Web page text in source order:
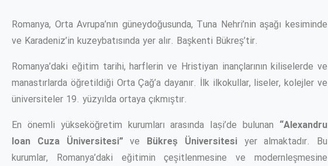
Romanya, Orta Avrupa’nın güneydoğusunda, Tuna Nehri’nin aşağı kesiminde
ve Karadeniz’in kuzeybatısında yer alır. Başkenti Bükreş’tir.
Romanya’daki eğitim tarihi, harflerin ve Hristiyan inançlarının kiliselerde ve
manastırlarda öğretildiği Orta Çağ’a dayanır. İlk ilkokullar, liseler, kolejler ve
üniversiteler 19. yüzyılda ortaya çıkmıştır.
En önemli yükseköğretim kurumları arasında Iași’de bulunan “Alexandru
Ioan Cuza Üniversitesi” ve Bükreş Üniversitesiyer almaktadır. Bu
kurumlar, Romanya’daki eğitimin çeşitlenmesine ve modernleşmesine